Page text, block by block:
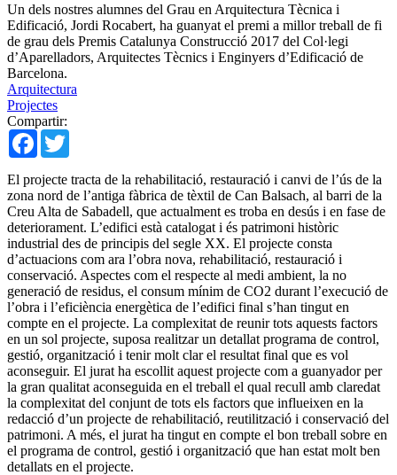
Un dels nostres alumnes del Grau en Arquitectura Tècnica i
Edificació, Jordi Rocabert, ha guanyat el premi a millor treball de fi
de grau dels Premis Catalunya Construcció 2017 del Col·legi
d’Aparelladors, Arquitectes Tècnics i Enginyers d’Edificació de
Barcelona.
Arquitectura
Projectes
Compartir:
Facebook
El projecte tracta de la rehabilitació, restauració i canvi de l’ús de la
zona nord de l’antiga fàbrica de tèxtil de Can Balsach, al barri de la
Creu Alta de Sabadell, que actualment es troba en desús i en fase de
deteriorament. L’edifici està catalogat i és patrimoni històric
industrial des de principis del segle XX. El projecte consta
d’actuacions com ara l’obra nova, rehabilitació, restauració i
conservació. Aspectes com el respecte al medi ambient, la no
generació de residus, el consum mínim de CO2 durant l’execució de
l’obra i l’eficiència energètica de l’edifici final s’han tingut en
compte en el projecte. La complexitat de reunir tots aquests factors
en un sol projecte, suposa realitzar un detallat programa de control,
gestió, organització i tenir molt clar el resultat final que es vol
aconseguir. El jurat ha escollit aquest projecte com a guanyador per
la gran qualitat aconseguida en el treball el qual recull amb claredat
la complexitat del conjunt de tots els factors que influeixen en la
redacció d’un projecte de rehabilitació, reutilització i conservació del
patrimoni. A més, el jurat ha tingut en compte el bon treball sobre en
el programa de control, gestió i organització que han estat molt ben
detallats en el projecte.